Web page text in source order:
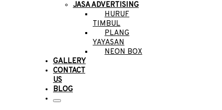
JASA ADVERTISING
HURUF
TIMBUL
PLANG
YAYASAN
NEON BOX
GALLERY
CONTACT
US
BLOG